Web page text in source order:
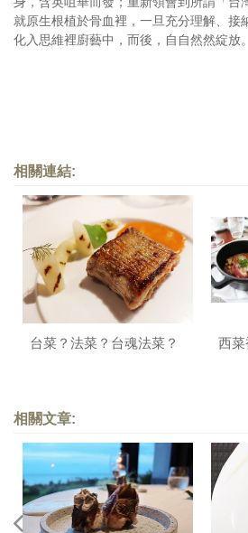
就原生根植於骨血裡，一旦充分理解、接
化入思維裡廚藝中，而後，自自然然綻放。
相關連結:
台菜？法菜？台魂法菜？ 西菜
相關文章: